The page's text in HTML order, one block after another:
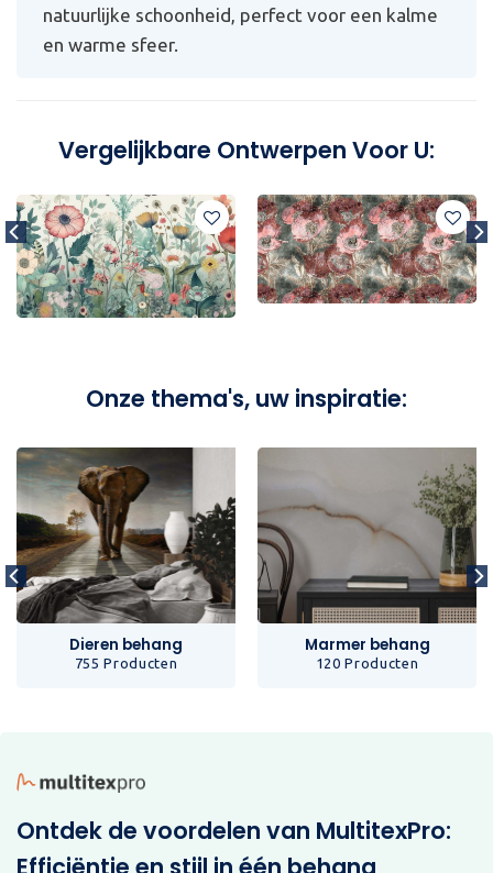
natuurlijke schoonheid, perfect voor een kalme
en warme sfeer.
Vergelijkbare Ontwerpen Voor U:
Onze thema's, uw inspiratie:
Dieren behang
755 Producten
Marmer behang
120 Producten
Ontdek de voordelen van MultitexPro: